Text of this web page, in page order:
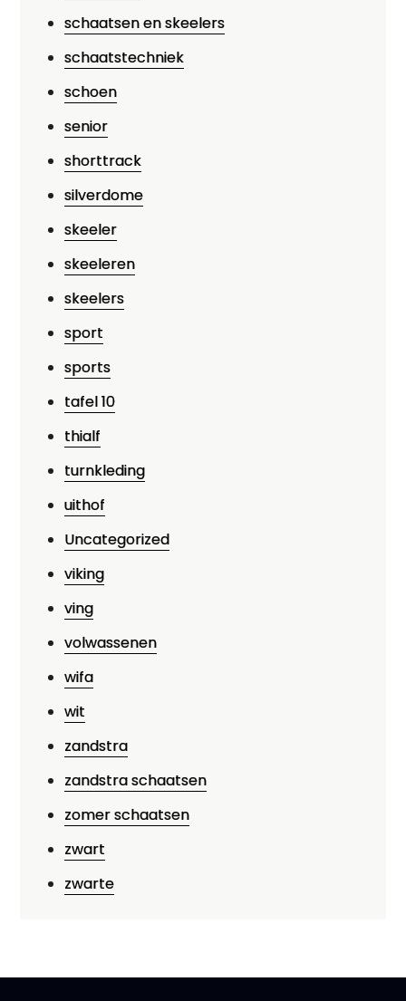
schaatsen en skeelers
schaatstechniek
schoen
senior
shorttrack
silverdome
skeeler
skeeleren
skeelers
sport
sports
tafel 10
thialf
turnkleding
uithof
Uncategorized
viking
ving
volwassenen
wifa
wit
zandstra
zandstra schaatsen
zomer schaatsen
zwart
zwarte